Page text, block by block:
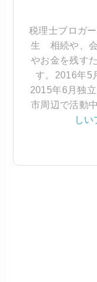
税理士ブロガ
生 相続や、会
やお金を残す
す。2016年5
2015年6月独
市周辺で活動
し